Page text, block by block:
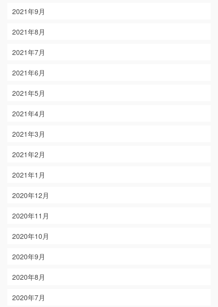
2021年9月
2021年8月
2021年7月
2021年6月
2021年5月
2021年4月
2021年3月
2021年2月
2021年1月
2020年12月
2020年11月
2020年10月
2020年9月
2020年8月
2020年7月